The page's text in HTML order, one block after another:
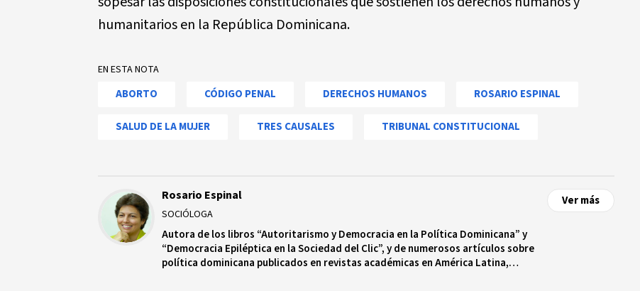
humanitarios en la República Dominicana.
EN ESTA NOTA
ABORTO CÓDIGO PENAL DERECHOS HUMANOS ROSARIO ESPINAL
SALUD DE LA MUJER TRES CAUSALES TRIBUNAL CONSTITUCIONAL
Rosario Espinal
SOCIÓLOGA
Autora de los libros “Autoritarismo y Democracia en la Política Dominicana” y
“Democracia Epiléptica en la Sociedad del Clic”, y de numerosos artículos sobre
política dominicana publicados en revistas académicas en América Latina,
Ver más